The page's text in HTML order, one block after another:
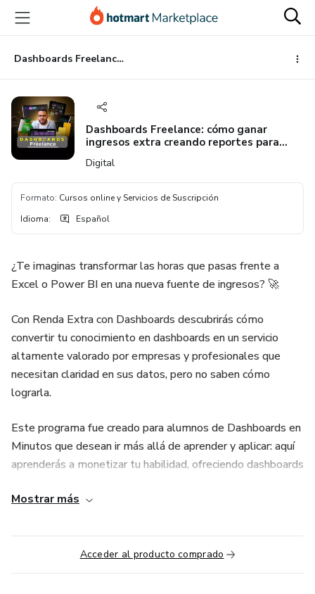
principal
página
de
página
Dashboards Freelance: cómo ganar ingresos extra creando reportes para empresas
Dashboards Freelance: cómo ganar
ingresos extra creando reportes para
Digital
Formato: Cursos online y Servicios de Suscripción
Idioma: Español
¿Te imaginas transformar las horas que pasas frente a
Excel o Power BI en una nueva fuente de ingresos? 🚀
Con Renda Extra con Dashboards descubrirás cómo
convertir tu conocimiento en dashboards en un servicio
altamente valorado por empresas y profesionales que
necesitan claridad en sus datos, pero no saben cómo
lograrla.
Este programa fue creado para alumnos de Dashboards en
Minutos que desean ir más allá de aprender y aplicar: aquí
aprenderás a monetizar tu habilidad, ofreciendo dashboards
necesidad de dejar tu trabajo actual.
Dentro encontrarás:
✅ Mini-curso paso a paso: cómo presentar y vender
Mostrar más
Acceder al producto comprado